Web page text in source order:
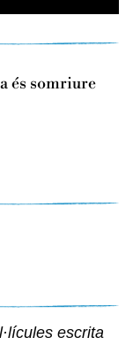
és somriure
escrita